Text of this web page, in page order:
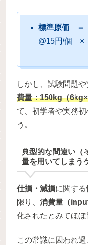
標準原価 ＝
@15円/個
しかし、試験問題
費量：150kg（
て、初学者や実務
う。
典型的な間違い（
量を用いてしまう
仕損・減損に関す
限り、消費量（input
化されたとみてほぼ
この常識に囚われ過